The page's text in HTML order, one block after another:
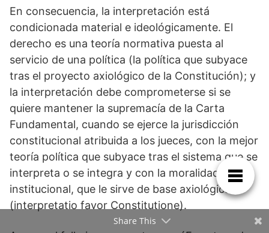
En consecuencia, la interpretación está
condicionada material e ideológicamente. El
derecho es una teoría normativa puesta al
servicio de una política (la política que subyace
tras el proyecto axiológico de la Constitución); y
la interpretación debe comprometerse si se
quiere mantener la supremacía de la Carta
Fundamental, cuando se ejerce la jurisdicción
constitucional atribuida a los jueces, con la mejor
teoría política que subyace tras el sistema que se
interpreta o se integra y con la moralidad
institucional, que le sirve de base axiológica
(interpretatio favor Constitutione).
Share This